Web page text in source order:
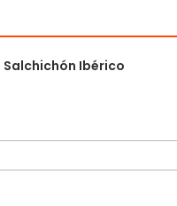
Salchichón Ibérico